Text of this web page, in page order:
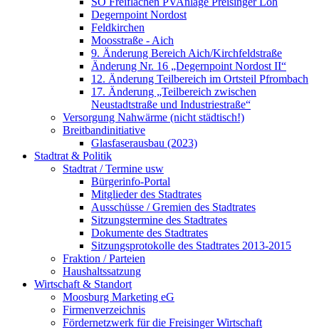
Degernpoint Nordost
Feldkirchen
Moosstraße - Aich
9. Änderung Bereich Aich/Kirchfeldstraße
Änderung Nr. 16 „Degernpoint Nordost II“
12. Änderung Teilbereich im Ortsteil Pfrombach
17. Änderung „Teilbereich zwischen
Neustadtstraße und Industriestraße“
Versorgung Nahwärme (nicht städtisch!)
Breitbandinitiative
Glasfaserausbau (2023)
Stadtrat & Politik
Stadtrat / Termine usw
Bürgerinfo-Portal
Mitglieder des Stadtrates
Ausschüsse / Gremien des Stadtrates
Sitzungstermine des Stadtrates
Dokumente des Stadtrates
Sitzungsprotokolle des Stadtrates 2013-2015
Fraktion / Parteien
Haushaltssatzung
Wirtschaft & Standort
Moosburg Marketing eG
Firmenverzeichnis
Fördernetzwerk für die Freisinger Wirtschaft